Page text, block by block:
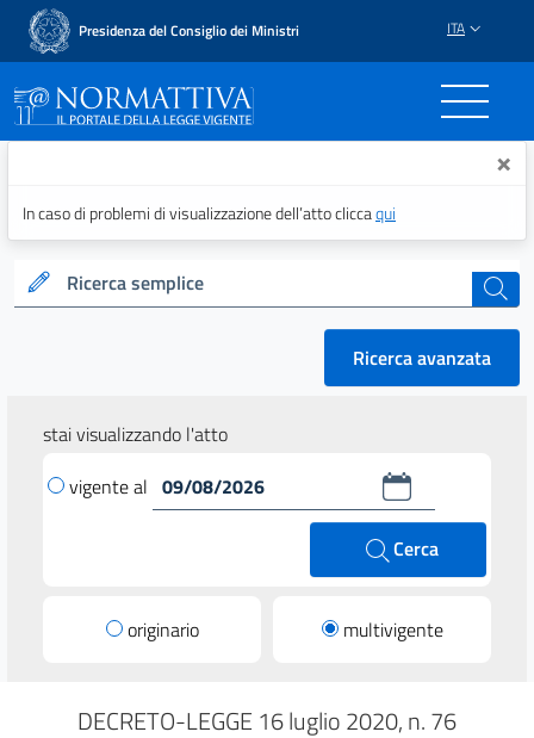
Presidenza del Consiglio dei Ministri ITA
Normattiva - Il portale ×
In caso di problemi di visualizzazione dell’atto cliccaqui
Ricerca semplice cerca
Ricerca avanzata
stai visualizzando l'atto
vigente al
Cerca
originario multivigente
DECRETO-LEGGE 16 luglio 2020, n. 76